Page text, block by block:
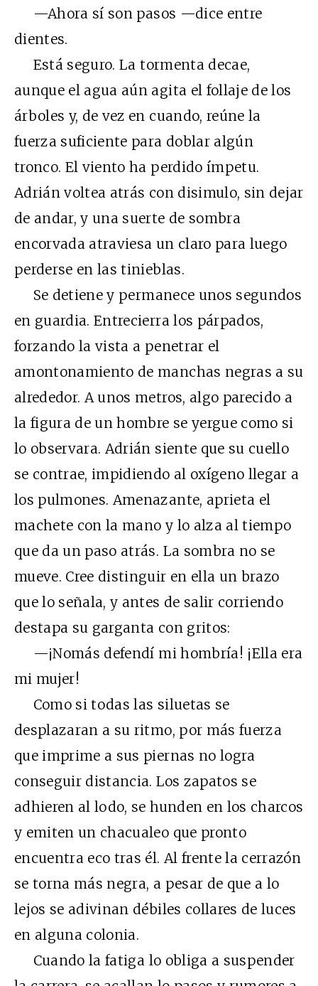
—Ahora sí son pasos —dice entre
dientes.
Está seguro. La tormenta decae,
aunque el agua aún agita el follaje de los
árboles y, de vez en cuando, reúne la
fuerza suficiente para doblar algún
tronco. El viento ha perdido ímpetu.
Adrián voltea atrás con disimulo, sin dejar
de andar, y una suerte de sombra
encorvada atraviesa un claro para luego
perderse en las tinieblas.
Se detiene y permanece unos segundos
en guardia. Entrecierra los párpados,
forzando la vista a penetrar el
amontonamiento de manchas negras a su
alrededor. A unos metros, algo parecido a
la figura de un hombre se yergue como si
lo observara. Adrián siente que su cuello
se contrae, impidiendo al oxígeno llegar a
los pulmones. Amenazante, aprieta el
machete con la mano y lo alza al tiempo
que da un paso atrás. La sombra no se
mueve. Cree distinguir en ella un brazo
que lo señala, y antes de salir corriendo
destapa su garganta con gritos:
—¡Nomás defendí mi hombría! ¡Ella era
mi mujer!
Como si todas las siluetas se
desplazaran a su ritmo, por más fuerza
que imprime a sus piernas no logra
conseguir distancia. Los zapatos se
adhieren al lodo, se hunden en los charcos
y emiten un chacualeo que pronto
encuentra eco tras él. Al frente la cerrazón
se torna más negra, a pesar de que a lo
lejos se adivinan débiles collares de luces
en alguna colonia.
Cuando la fatiga lo obliga a suspender